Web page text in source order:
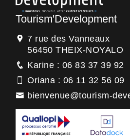
Tourism'Development
7 rue des Vanneaux
56450 THEIX-NOYALO
Karine : 06 83 37 39 92
Oriana : 06 11 32 56 09
bienvenue@tourism-